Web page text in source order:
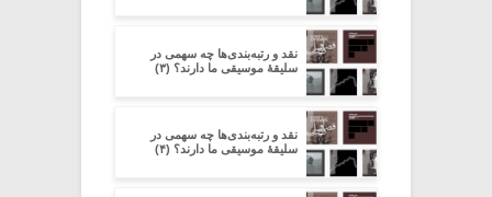
نقد و رتبه‌بندی‌ها چه سهمی در
سلیقۀ موسیقی ما دارند؟ (۳)
نقد و رتبه‌بندی‌ها چه سهمی در
سلیقۀ موسیقی ما دارند؟ (۴)